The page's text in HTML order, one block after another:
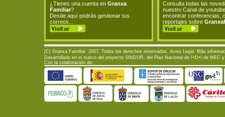
¿Tienes una cuenta en Granxa
Familiar?
Desde aquí podrás gestionar tus
correos...
Consulta todas las
nuestro Canal de
encontrar conferencias,
reportajes sobre
[C] Granxa Familiar. 2007. Todos los derechos reservados. Aviso Legal . Más
Desarrollado en el marco del proyecto SINDUR, del Plan Nacional de I+D+i de MEC
Con la colaboración de: